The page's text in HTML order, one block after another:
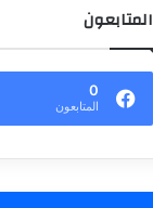
المتابعون
0
المتابعون